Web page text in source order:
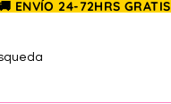
ENVÍO 24-72HRS GRATIS